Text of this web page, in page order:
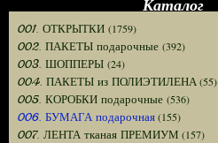
Каталог
001. ОТКРЫТКИ (1759)
002. ПАКЕТЫ подарочные (392)
003. ШОППЕРЫ (24)
004. ПАКЕТЫ из ПОЛИЭТИЛЕНА(55)
005. КОРОБКИ подарочные (536)
006. БУМАГА подарочная(155)
007. ЛЕНТА тканая ПРЕМИУМ (157)